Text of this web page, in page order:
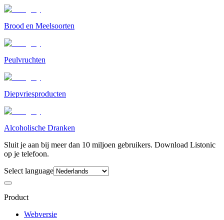
Brood en Meelsoorten
Peulvruchten
Diepvriesproducten
Alcoholische Dranken
Sluit je aan bij meer dan 10 miljoen gebruikers. Download Listonic
op je telefoon.
Select language
Product
Webversie